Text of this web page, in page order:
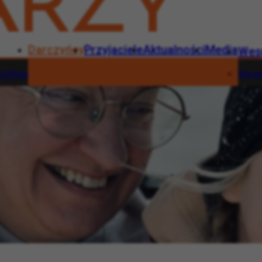
DarczyńcyPrzyjacieleAktualnościMedia
modlitwa
Wesprzyj
Wesprzyj